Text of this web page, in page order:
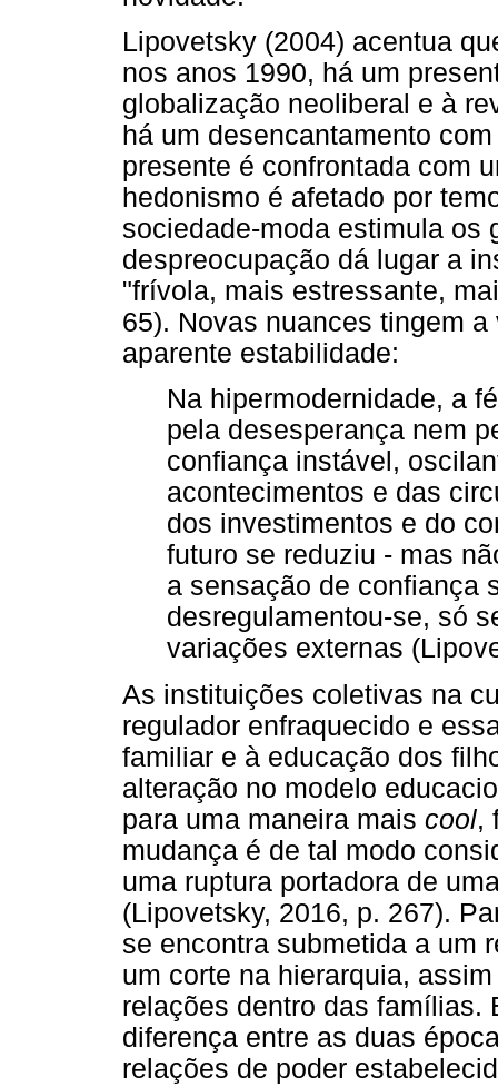
Lipovetsky (2004) acentua
nos anos 1990, há um
globalização neoliberal e à
há um desencantamento
presente é confrontada com
hedonismo é afetado por
sociedade-moda estimula os
despreocupação dá lugar a
"frívola, mais estressante,
65). Novas nuances tingem
aparente estabilidade:
Na hipermodernidade, a
pela desesperança nem
confiança instável,
acontecimentos e das
dos investimentos e do
futuro se reduziu - mas
a sensação de confiança
desregulamentou-se, só
variações externas
As instituições coletivas na
regulador enfraquecido e
familiar e à educação dos
alteração no modelo
para uma maneira mais cool,
mudança é de tal modo
uma ruptura portadora de
(Lipovetsky, 2016, p. 267).
se encontra submetida a um
um corte na hierarquia,
relações dentro das famílias.
diferença entre as duas
relações de poder